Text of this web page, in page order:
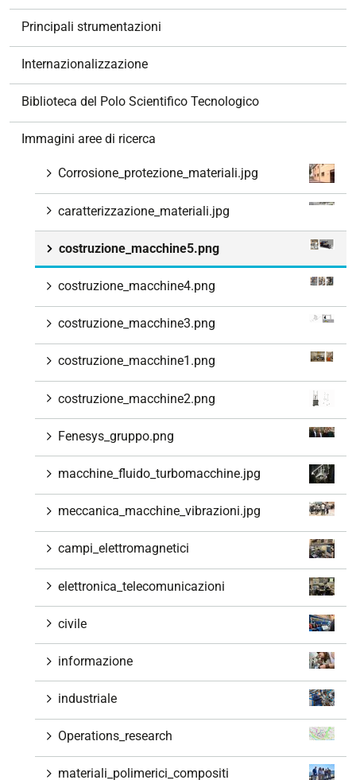
Principali strumentazioni
Internazionalizzazione
Biblioteca del Polo Scientifico Tecnologico
Immagini aree di ricerca
Corrosione_protezione_materiali.jpg
caratterizzazione_materiali.jpg
costruzione_macchine5.png
costruzione_macchine4.png
costruzione_macchine3.png
costruzione_macchine1.png
costruzione_macchine2.png
Fenesys_gruppo.png
macchine_fluido_turbomacchine.jpg
meccanica_macchine_vibrazioni.jpg
campi_elettromagnetici
elettronica_telecomunicazioni
civile
informazione
industriale
Operations_research
materiali_polimerici_compositi